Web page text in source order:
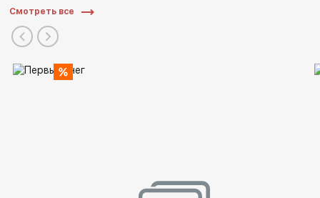
Смотреть все